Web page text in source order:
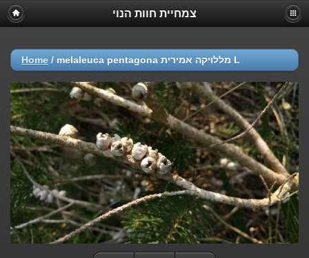
צמחיית חוות הנוי
Home / melaleuca pentagona מללויקה אמירית L